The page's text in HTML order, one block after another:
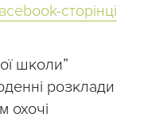
сторінці
школи”
розклади
охочі